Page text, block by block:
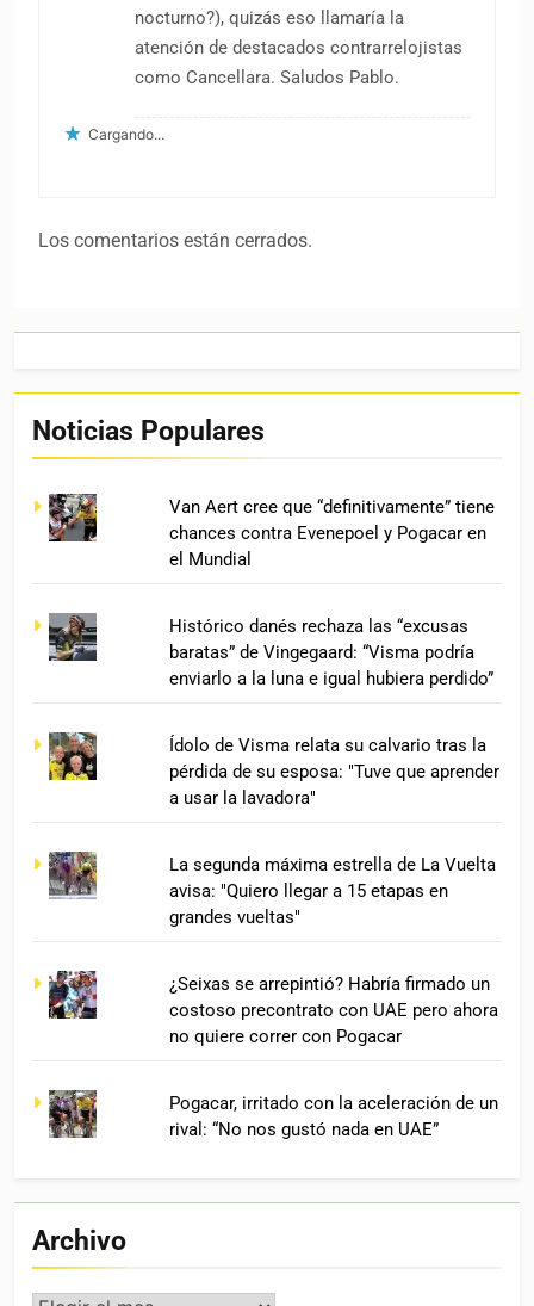
nocturno?), quizás eso llamaría la
atención de destacados contrarrelojistas
como Cancellara. Saludos Pablo.
Cargando...
Los comentarios están cerrados.
Noticias Populares
Van Aert cree que “definitivamente” tiene
chances contra Evenepoel y Pogacar en
el Mundial
Histórico danés rechaza las “excusas
baratas” de Vingegaard: “Visma podría
enviarlo a la luna e igual hubiera perdido”
Ídolo de Visma relata su calvario tras la
pérdida de su esposa: "Tuve que aprender
a usar la lavadora"
La segunda máxima estrella de La Vuelta
avisa: "Quiero llegar a 15 etapas en
grandes vueltas"
¿Seixas se arrepintió? Habría firmado un
costoso precontrato con UAE pero ahora
no quiere correr con Pogacar
Pogacar, irritado con la aceleración de un
rival: “No nos gustó nada en UAE”
Archivo